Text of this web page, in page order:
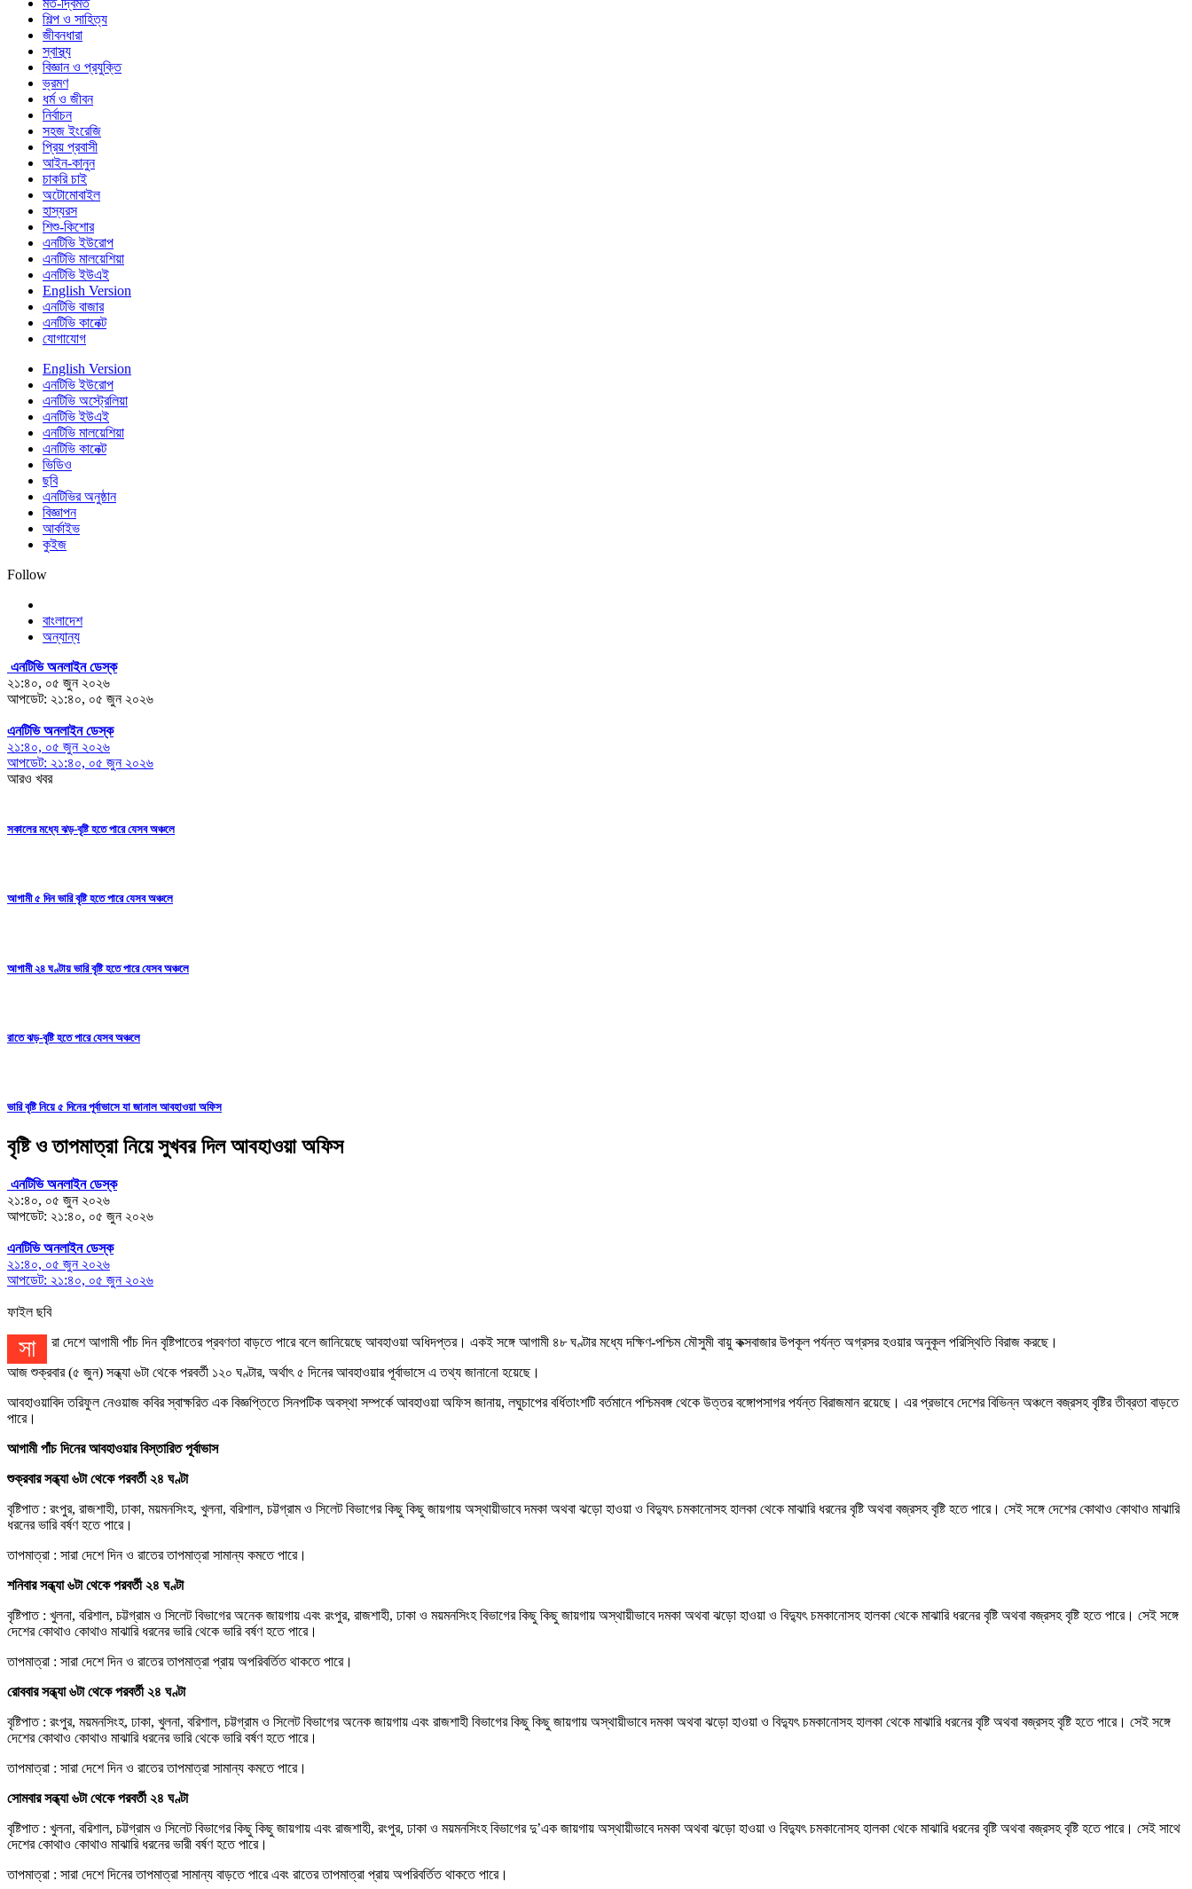
শিল্প ও সাহিত্য
জীবনধারা
স্বাস্থ্য
বিজ্ঞান ও প্রযুক্তি
ভ্রমণ
ধর্ম ও জীবন
নির্বাচন
সহজ ইংরেজি
প্রিয় প্রবাসী
আইন-কানুন
চাকরি চাই
অটোমোবাইল
হাস্যরস
শিশু-কিশোর
এনটিভি ইউরোপ
এনটিভি মালয়েশিয়া
এনটিভি ইউএই
English Version
এনটিভি বাজার
এনটিভি কানেক্ট
যোগাযোগ
English Version
এনটিভি ইউরোপ
এনটিভি অস্ট্রেলিয়া
এনটিভি ইউএই
এনটিভি মালয়েশিয়া
এনটিভি কানেক্ট
ভিডিও
ছবি
এনটিভির অনুষ্ঠান
বিজ্ঞাপন
আর্কাইভ
কুইজ
Follow
বাংলাদেশ
অন্যান্য
এনটিভি অনলাইন ডেস্ক
২১:৪০, ০৫ জুন ২০২৬
আপডেট: ২১:৪০, ০৫ জুন ২০২৬
এনটিভি অনলাইন ডেস্ক
২১:৪০, ০৫ জুন ২০২৬
আপডেট: ২১:৪০, ০৫ জুন ২০২৬
আরও খবর
সকালের মধ্যে ঝড়-বৃষ্টি হতে পারে যেসব অঞ্চলে
আগামী ৫ দিন ভারি বৃষ্টি হতে পারে যেসব অঞ্চলে
আগামী ২৪ ঘণ্টায় ভারি বৃষ্টি হতে পারে যেসব অঞ্চলে
রাতে ঝড়-বৃষ্টি হতে পারে যেসব অঞ্চলে
ভারি বৃষ্টি নিয়ে ৫ দিনের পূর্বাভাসে যা জানাল আবহাওয়া অফিস
বৃষ্টি ও তাপমাত্রা নিয়ে সুখবর দিল আবহাওয়া অফিস
এনটিভি অনলাইন ডেস্ক
২১:৪০, ০৫ জুন ২০২৬
আপডেট: ২১:৪০, ০৫ জুন ২০২৬
এনটিভি অনলাইন ডেস্ক
২১:৪০, ০৫ জুন ২০২৬
আপডেট: ২১:৪০, ০৫ জুন ২০২৬
ফাইল ছবি
সারা দেশে আগামী পাঁচ দিন বৃষ্টিপাতের প্রবণতা বাড়তে পারে বলে জানিয়েছে আবহাওয়া অধিদপ্তর। একই সঙ্গে আগামী ৪৮ ঘণ্টার মধ্যে দক্ষিণ-পশ্চিম মৌসুমী বায়ু কক্সবাজার উপকূল পর্যন্ত অগ্রসর হওয়ার অনুকূল পরিস্থিতি বিরাজ করছে।
আজ শুক্রবার (৫ জুন) সন্ধ্যা ৬টা থেকে পরবর্তী ১২০ ঘণ্টার, অর্থাৎ ৫ দিনের আবহাওয়ার পূর্বাভাসে এ তথ্য জানানো হয়েছে।
আবহাওয়াবিদ তরিফুল নেওয়াজ কবির স্বাক্ষরিত এক বিজ্ঞপ্তিতে সিনপটিক অবস্থা সম্পর্কে আবহাওয়া অফিস জানায়, লঘুচাপের বর্ধিতাংশটি বর্তমানে পশ্চিমবঙ্গ থেকে উত্তর বঙ্গোপসাগর পর্যন্ত বিরাজমান রয়েছে। এর প্রভাবে দেশের বিভিন্ন অঞ্চলে বজ্রসহ বৃষ্টির তীব্রতা বাড়তে
পারে।
আগামী পাঁচ দিনের আবহাওয়ার বিস্তারিত পূর্বাভাস
শুক্রবার সন্ধ্যা ৬টা থেকে পরবর্তী ২৪ ঘণ্টা
বৃষ্টিপাত : রংপুর, রাজশাহী, ঢাকা, ময়মনসিংহ, খুলনা, বরিশাল, চট্টগ্রাম ও সিলেট বিভাগের কিছু কিছু জায়গায় অস্থায়ীভাবে দমকা অথবা ঝড়ো হাওয়া ও বিদ্যুৎ চমকানোসহ হালকা থেকে মাঝারি ধরনের বৃষ্টি অথবা বজ্রসহ বৃষ্টি হতে পারে। সেই সঙ্গে দেশের কোথাও কোথাও মাঝারি
ধরনের ভারি বর্ষণ হতে পারে।
তাপমাত্রা : সারা দেশে দিন ও রাতের তাপমাত্রা সামান্য কমতে পারে।
শনিবার সন্ধ্যা ৬টা থেকে পরবর্তী ২৪ ঘণ্টা
বৃষ্টিপাত : খুলনা, বরিশাল, চট্টগ্রাম ও সিলেট বিভাগের অনেক জায়গায় এবং রংপুর, রাজশাহী, ঢাকা ও ময়মনসিংহ বিভাগের কিছু কিছু জায়গায় অস্থায়ীভাবে দমকা অথবা ঝড়ো হাওয়া ও বিদ্যুৎ চমকানোসহ হালকা থেকে মাঝারি ধরনের বৃষ্টি অথবা বজ্রসহ বৃষ্টি হতে পারে। সেই সঙ্গে
দেশের কোথাও কোথাও মাঝারি ধরনের ভারি থেকে ভারি বর্ষণ হতে পারে।
তাপমাত্রা : সারা দেশে দিন ও রাতের তাপমাত্রা প্রায় অপরিবর্তিত থাকতে পারে।
রোববার সন্ধ্যা ৬টা থেকে পরবর্তী ২৪ ঘণ্টা
বৃষ্টিপাত : রংপুর, ময়মনসিংহ, ঢাকা, খুলনা, বরিশাল, চট্টগ্রাম ও সিলেট বিভাগের অনেক জায়গায় এবং রাজশাহী বিভাগের কিছু কিছু জায়গায় অস্থায়ীভাবে দমকা অথবা ঝড়ো হাওয়া ও বিদ্যুৎ চমকানোসহ হালকা থেকে মাঝারি ধরনের বৃষ্টি অথবা বজ্রসহ বৃষ্টি হতে পারে। সেই সঙ্গে
দেশের কোথাও কোথাও মাঝারি ধরনের ভারি থেকে ভারি বর্ষণ হতে পারে।
তাপমাত্রা : সারা দেশে দিন ও রাতের তাপমাত্রা সামান্য কমতে পারে।
সোমবার সন্ধ্যা ৬টা থেকে পরবর্তী ২৪ ঘণ্টা
বৃষ্টিপাত : খুলনা, বরিশাল, চট্টগ্রাম ও সিলেট বিভাগের কিছু কিছু জায়গায় এবং রাজশাহী, রংপুর, ঢাকা ও ময়মনসিংহ বিভাগের দু’এক জায়গায় অস্থায়ীভাবে দমকা অথবা ঝড়ো হাওয়া ও বিদ্যুৎ চমকানোসহ হালকা থেকে মাঝারি ধরনের বৃষ্টি অথবা বজ্রসহ বৃষ্টি হতে পারে। সেই সাথে
দেশের কোথাও কোথাও মাঝারি ধরনের ভারী বর্ষণ হতে পারে।
তাপমাত্রা : সারা দেশে দিনের তাপমাত্রা সামান্য বাড়তে পারে এবং রাতের তাপমাত্রা প্রায় অপরিবর্তিত থাকতে পারে।